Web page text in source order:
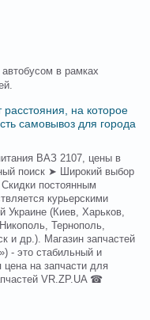
в рамках
расстояния, на которое
самовывоз для города
ВАЗ 2107, цены в
поиск ➤ Широкий выбор
постоянным
курьерскими
Украине (Киев, Харьков,
Тернополь,
и др.). Магазин запчастей
- это стабильный и
на запчасти для
VR.ZP.UA ☎